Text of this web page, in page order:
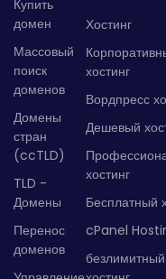
Купить
домен
Массовый
поиск
доменов
Домены
стран
(ccTLD)
TLD -
Домены
Перенос
доменов
Хостинг
хостинг
Вордпресс
Дешевый
хостинг
Бесплатный
cPanel
безлимитный